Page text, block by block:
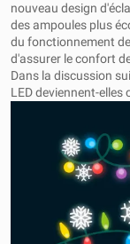
nouveau design
des ampoules plus
du fonctionnement
d'assurer le confort
Dans la discussion
LED deviennent-elles